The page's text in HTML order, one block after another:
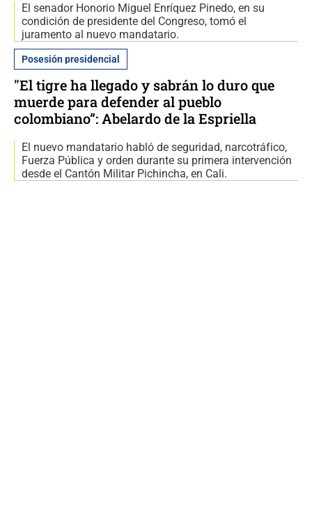
El senador Honorio Miguel Enríquez Pinedo, en su
condición de presidente del Congreso, tomó el
juramento al nuevo mandatario.
Posesión presidencial
"El tigre ha llegado y sabrán lo duro que
muerde para defender al pueblo
colombiano”: Abelardo de la Espriella
El nuevo mandatario habló de seguridad, narcotráfico,
Fuerza Pública y orden durante su primera intervención
desde el Cantón Militar Pichincha, en Cali.